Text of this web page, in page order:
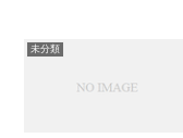
未分類